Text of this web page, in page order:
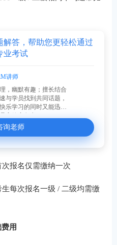
解答，帮助您更轻松通过
业考试
讲师
，幽默有趣；擅长结合
与学员找到共同话题，
乐学习的同时又能迅速
询老师
报名仅需缴纳一次
生每次报名一级 / 二级均需缴
用